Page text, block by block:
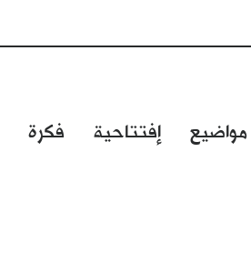
مواضيع إفتتاحية فكرة